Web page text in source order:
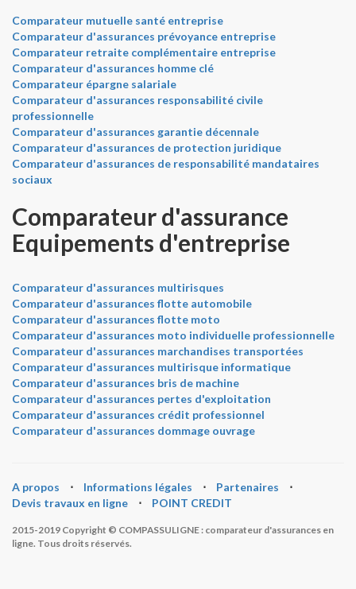
Comparateur mutuelle santé entreprise
Comparateur d'assurances prévoyance entreprise
Comparateur retraite complémentaire entreprise
Comparateur d'assurances homme clé
Comparateur épargne salariale
Comparateur d'assurances responsabilité civile
professionnelle
Comparateur d'assurances garantie décennale
Comparateur d'assurances de protection juridique
Comparateur d'assurances de responsabilité mandataires
sociaux
Comparateur d'assurance
Equipements d'entreprise
Comparateur d'assurances multirisques
Comparateur d'assurances flotte automobile
Comparateur d'assurances flotte moto
Comparateur d'assurances moto individuelle professionnelle
Comparateur d'assurances marchandises transportées
Comparateur d'assurances multirisque informatique
Comparateur d'assurances bris de machine
Comparateur d'assurances pertes d'exploitation
Comparateur d'assurances crédit professionnel
Comparateur d'assurances dommage ouvrage
A propos ⋅ Informations légales ⋅ Partenaires
⋅
Devis travaux en ligne
⋅ POINT CREDIT
2015-2019 Copyright © COMPASSULIGNE : comparateur d'assurances en
ligne. Tous droits réservés.